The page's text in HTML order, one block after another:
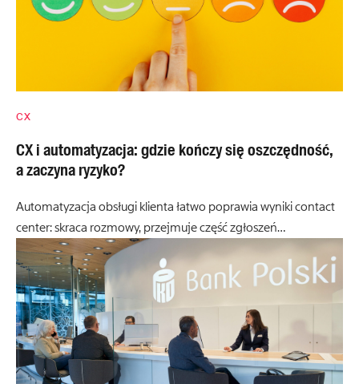
CX
CX i automatyzacja: gdzie kończy się oszczędność,
a zaczyna ryzyko?
Automatyzacja obsługi klienta łatwo poprawia wyniki contact
center: skraca rozmowy, przejmuje część zgłoszeń…